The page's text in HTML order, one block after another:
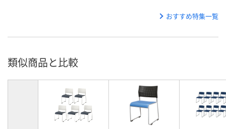
おすすめ特集一覧
類似商品と比較